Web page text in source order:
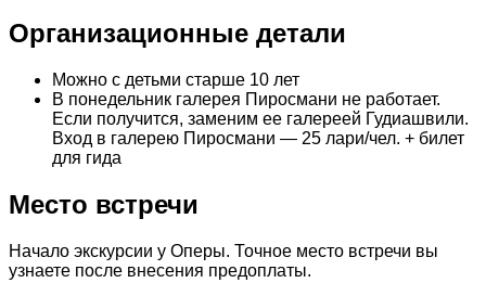
Организационные детали
Можно с детьми старше 10 лет
В понедельник галерея Пиросмани не работает.
Если получится, заменим ее галереей Гудиашвили.
Вход в галерею Пиросмани — 25 лари/чел. + билет
для гида
Место встречи
Начало экскурсии у Оперы. Точное место встречи вы
узнаете после внесения предоплаты.